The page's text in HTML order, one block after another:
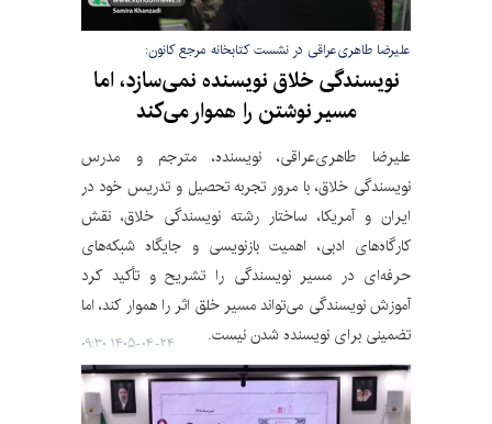
علیرضا طاهری‌عراقی در نشست کتابخانه مرجع کانون:
نویسندگی خلاق نویسنده نمی‌سازد، اما
مسیر نوشتن را هموار می‌کند
علیرضا طاهری‌عراقی، نویسنده، مترجم و مدرس
نویسندگی خلاق، با مرور تجربه تحصیل و تدریس خود در
ایران و آمریکا، ساختار رشته نویسندگی خلاق، نقش
کارگاه‌های ادبی، اهمیت بازنویسی و جایگاه شبکه‌های
حرفه‌ای در مسیر نویسندگی را تشریح و تأکید کرد
آموزش نویسندگی می‌تواند مسیر خلق اثر را هموار کند، اما
تضمینی برای نویسنده شدن نیست.
۱۴۰۵-۰۴-۲۴ ۰۹:۳۰